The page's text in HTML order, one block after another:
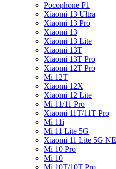
Pocophone F1
Xiaomi 13 Ultra
Xiaomi 13 Pro
Xiaomi 13
Xiaomi 13 Lite
Xiaomi 13T
Xiaomi 13T Pro
Xiaomi 12T Pro
Mi 12T
Xiaomi 12X
Xiaomi 12 Lite
Mi 11/11 Pro
Xiaomi 11T/11T Pro
Mi 11i
Mi 11 Lite 5G
Xiaomi 11 Lite 5G NE
Mi 10 Pro
Mi 10
Mi 10T/10T Pro